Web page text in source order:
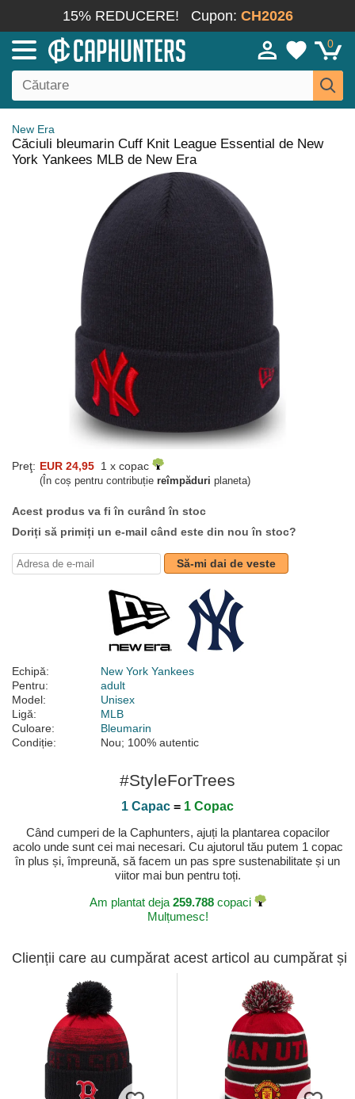
15% REDUCERE! Cupon: CH2026
0
New Era
Căciuli bleumarin Cuff Knit League Essential de New
York Yankees MLB de New Era
Preţ: EUR 24,95 1 x copac
(În coș pentru contribuție reîmpăduri planeta)
Acest produs va fi în curând în stoc
Doriți să primiți un e-mail când este din nou în stoc?
Să-mi dai de veste
Echipă:
New York Yankees
Pentru:
adult
Model:
Unisex
Ligă:
MLB
Culoare:
Bleumarin
Condiție:
Nou; 100% autentic
#StyleForTrees
1 Capac = 1 Copac
Când cumperi de la Caphunters, ajuți la plantarea copacilor
acolo unde sunt cei mai necesari. Cu ajutorul tău putem 1 copac
în plus și, împreună, să facem un pas spre sustenabilitate și un
viitor mai bun pentru toți.
Am plantat deja 259.788copaci
Mulțumesc!
Clienții care au cumpărat acest articol au cumpărat și